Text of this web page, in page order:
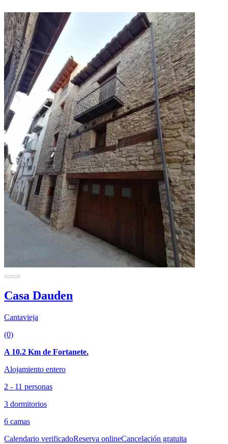
Casa Dauden
Cantavieja
(0)
A 10.2 Km de Fortanete.
Alojamiento entero
2 - 11 personas
3 dormitorios
6 camas
Calendario verificadoReserva onlineCancelación gratuita